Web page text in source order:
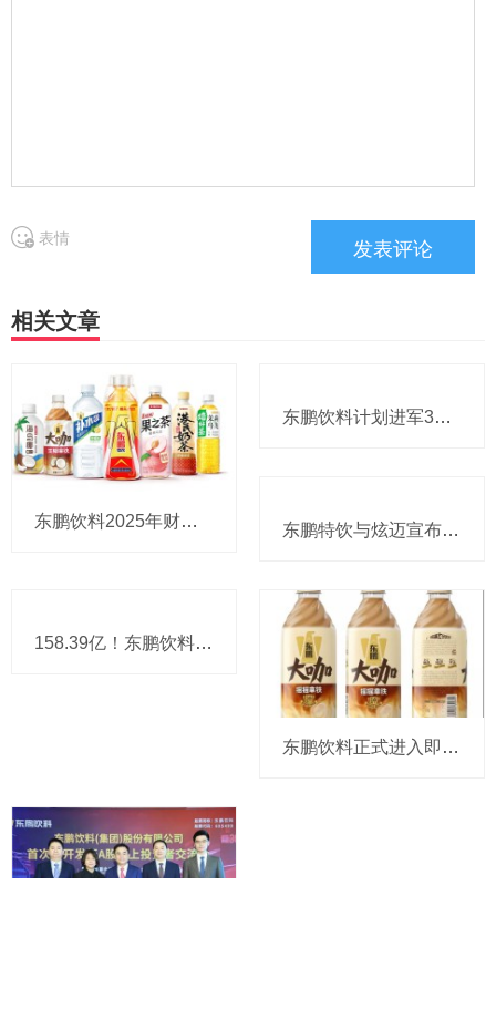
表情
相关文章
东鹏饮料2025年财报：存量时代，如何三局制胜？
东鹏饮料计划进军3元无糖茶赛道
东鹏特饮与炫迈宣布联名，想要做“高能CP”
158.39亿！东鹏饮料解锁“下一个百亿”的进度条过半
东鹏饮料正式进入即饮咖啡赛道，要和雀巢等巨头“遭遇战”了！